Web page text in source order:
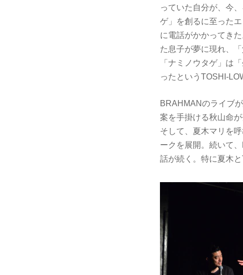
っていた自分が、今
ゲ」を創るに至った
に電話がかかってき
た息子が夢に現れ、
「ナミノウタゲ」は
ったというTOSHI-
BRAHMANのライブ
案を手掛ける秋山命が
そして、夏木マリを
ークを展開。続いて
話が続く。特に夏木